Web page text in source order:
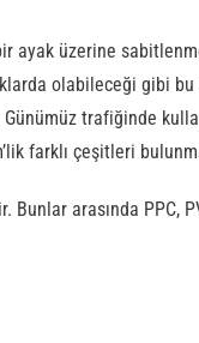
ayak üzerine
olabileceği gibi
trafiğinde
farklı çeşitleri
arasında PPC,